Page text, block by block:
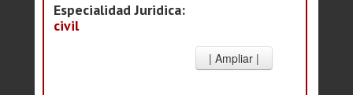
Especialidad Juridica:
civil